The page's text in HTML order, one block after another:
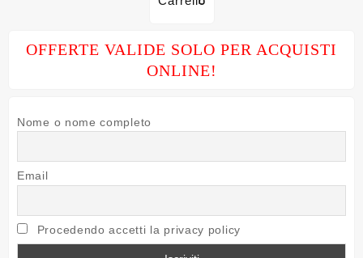
OFFERTE VALIDE SOLO PER ACQUISTI
ONLINE!
Nome o nome completo
Email
Procedendo accetti la privacy policy